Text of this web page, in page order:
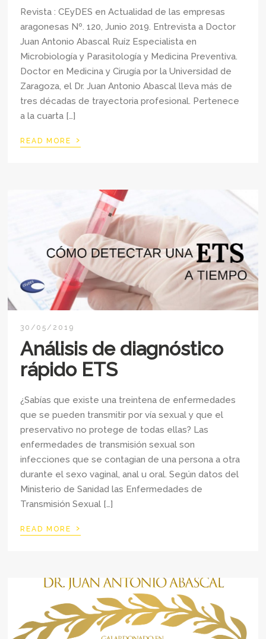
Revista : CEyDES en Actualidad de las empresas
aragonesas Nº. 120, Junio 2019. Entrevista a Doctor
Juan Antonio Abascal Ruíz Especialista en
Microbiología y Parasitología y Medicina Preventiva.
Doctor en Medicina y Cirugía por la Universidad de
Zaragoza, el Dr. Juan Antonio Abascal lleva más de
tres décadas de trayectoria profesional. Pertenece
a la cuarta […]
READ MORE ›
30/05/2019
Análisis de diagnóstico
rápido ETS
¿Sabías que existe una treintena de enfermedades
que se pueden transmitir por vía sexual y que el
preservativo no protege de todas ellas? Las
enfermedades de transmisión sexual son
infecciones que se contagian de una persona a otra
durante el sexo vaginal, anal u oral. Según datos del
Ministerio de Sanidad las Enfermedades de
Transmisión Sexual […]
READ MORE ›